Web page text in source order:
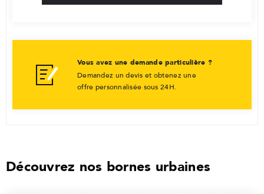
Vous avez une demande particulière ?
Demandez un devis et obtenez une
offre personnalisée sous 24H.
Découvrez nos bornes urbaines